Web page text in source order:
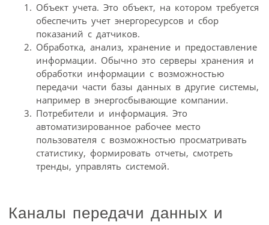
Объект учета. Это объект, на котором требуется
обеспечить учет энергоресурсов и сбор
показаний с датчиков.
Обработка, анализ, хранение и предоставление
информации. Обычно это серверы хранения и
обработки информации с возможностью
передачи части базы данных в другие системы,
например в энергосбывающие компании.
Потребители и информация. Это
автоматизированное рабочее место
пользователя с возможностью просматривать
статистику, формировать отчеты, смотреть
тренды, управлять системой.
Каналы передачи данных и